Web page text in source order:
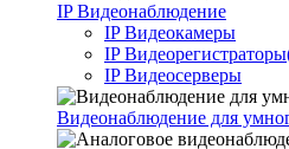
IP Видеонаблюдение
IP Видеокамеры
IP
IP Видеосерверы
Видеонаблюдение для